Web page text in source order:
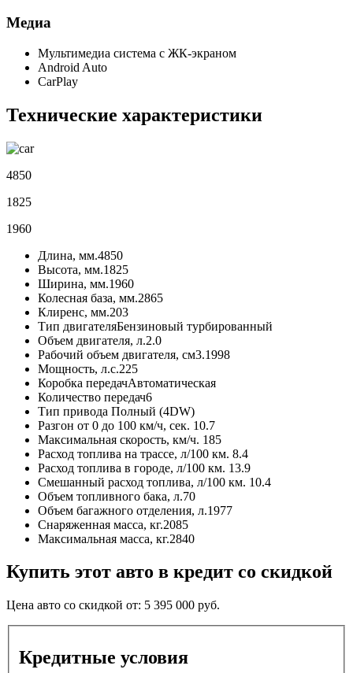
Медиа
Мультимедиа система с ЖК-экраном
Android Auto
CarPlay
Технические характеристики
4850
1825
1960
Длина, мм.4850
Высота, мм.1825
Ширина, мм.1960
Колесная база, мм.2865
Клиренс, мм.203
Тип двигателяБензиновый турбированный
Объем двигателя, л.2.0
Рабочий объем двигателя, см3.1998
Мощность, л.с.225
Коробка передачАвтоматическая
Количество передач6
Тип привода Полный (4DW)
Разгон от 0 до 100 км/ч, сек. 10.7
Максимальная скорость, км/ч. 185
Расход топлива на трассе, л/100 км. 8.4
Расход топлива в городе, л/100 км. 13.9
Смешанный расход топлива, л/100 км. 10.4
Объем топливного бака, л.70
Объем багажного отделения, л.1977
Снаряженная масса, кг.2085
Максимальная масса, кг.2840
Купить этот авто в кредит со скидкой
Цена авто со скидкой от: 5 395 000 руб.
Кредитные условия